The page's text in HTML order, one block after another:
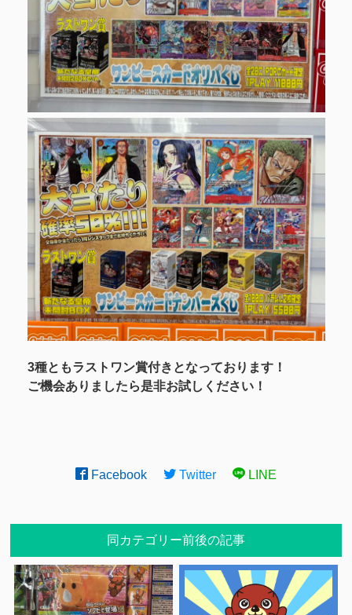
3種ともラストワン賞付きとなっております！
ご機会ありましたら是非お試しください！
Facebook Twitter LINE
同カテゴリー前後の記事